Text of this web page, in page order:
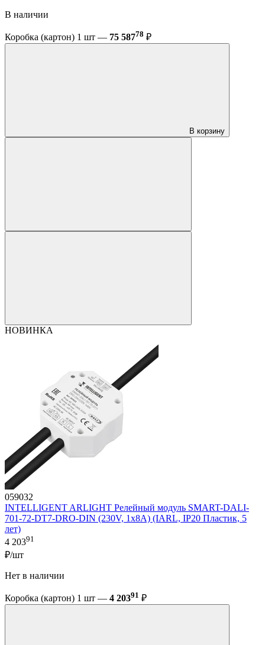
В наличии
Коробка (картон) 1 шт — 75 58778 ₽
В корзину
НОВИНКА
059032
INTELLIGENT ARLIGHT Релейный модуль SMART-DALI-
701-72-DT7-DRO-DIN (230V, 1x8A) (IARL, IP20 Пластик, 5
лет)
4 20391
₽/шт
Нет в наличии
Коробка (картон) 1 шт — 4 20391 ₽